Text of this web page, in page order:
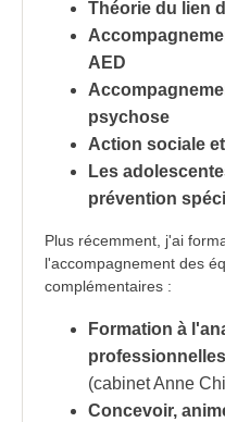
Théorie du lien
AED
psychose
Action sociale
Les
prévention
Plus récemment, j'ai
l'accompagnement des
complémentaires :
Formation à
(cabinet Anne
Concevoir,